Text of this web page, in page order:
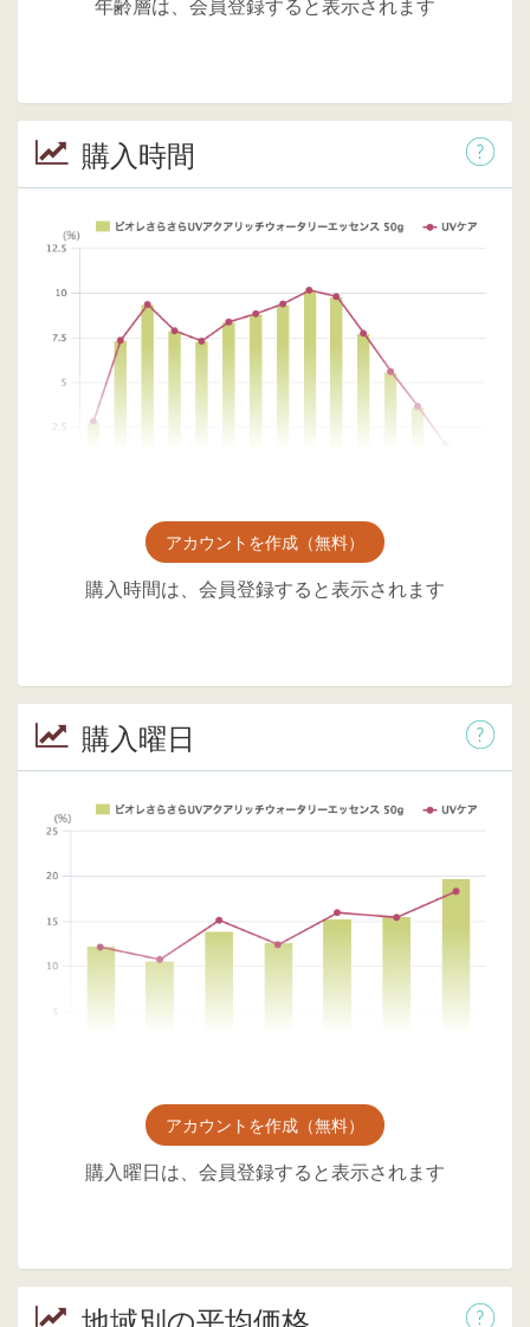
年齢層は、会員登録すると表示されます
購入時間
アカウントを作成（無料）
購入時間は、会員登録すると表示されます
購入曜日
アカウントを作成（無料）
購入曜日は、会員登録すると表示されます